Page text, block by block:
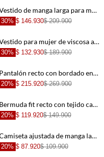
+
+
+
+
+
Vestido de manga larga para mujer
30% $ 146.930$ 209.900
Vestido para mujer de viscosa azul humo relajado con escote halter anudado
30% $ 132.930$ 189.900
Pantalón recto con bordado en relieve en algodón crudo para mujer
20% $ 215.920$ 269.900
Bermuda fit recto con tejido calado en beige para mujer
20% $ 119.920$ 149.900
Camiseta ajustada de manga larga con detalle calado en blanco para mujer
20% $ 87.920$ 109.900